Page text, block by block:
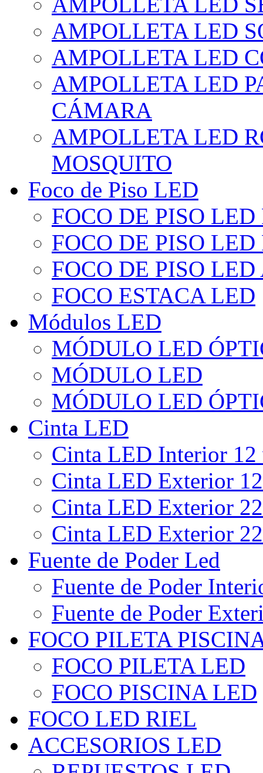
AMPOLLETA LED
AMPOLLETA LED
AMPOLLETA LED
CÁMARA
AMPOLLETA LED
MOSQUITO
Foco de Piso LED
FOCO DE PISO
FOCO DE PISO
FOCO DE PISO
FOCO ESTACA LED
Módulos LED
MÓDULO LED
MÓDULO LED
MÓDULO LED
Cinta LED
Cinta LED Interior
Cinta LED Exterior
Cinta LED Exterior
Cinta LED Exterior
Fuente de Poder Led
Fuente de Poder
Fuente de Poder
FOCO PILETA
FOCO PILETA LED
FOCO PISCINA LED
FOCO LED RIEL
ACCESORIOS LED